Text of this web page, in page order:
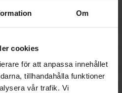
Om
cookies
för att anpassa innehållet
tillhandahålla funktioner
vår trafik. Vi
80g